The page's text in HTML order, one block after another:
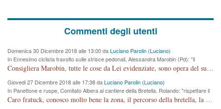
Commenti degli utenti
Domenica 30 Dicembre 2018 alle 13:00 daLuciano Parolin (Luciano)
In Ennesimo ciclista travolto sulle strisce pedonali, Alessandra Marobin (Pd): "il
Comune si svegli"
Consigliera Marobin, tutte le cose da Lei evidenziate, sono opera del suo ex Assessore e compagno di Partito Antonio Marco Dalla Pozza Assessore alla "progettazione" di piste ciclabili e altre porcherie. A lui manderei il conto da saldare per incidenti e danni alle persone. E' ora che "finiamola." Avete perso rassegnatevi. qui IL SINDACO RUCCO NON C'ENTRA PER NIENTE. CAPITO!!!!!!!! Amen.
Giovedi 27 Dicembre 2018 alle 17:38 daLuciano Parolin (Luciano)
In Panettone e ruspe, Comitato Albera al cantiere della Bretella. Rolando: "rispettare il
cronoprogramma"
Caro fratuck, conosco molto bene la zona, il percorso della bretella, la situazione dei cittadini, abito in Viale Trento. A partire dal 2003 ho partecipato al Comitato di Maddalene pro bretella, e a riunioni propositive per apportare modifiche al progetto. Numerose mie foto del territorio sono arrivate a Roma, altri miei interventi (non graditi dalla Sx) sono stati pubblicati dal GdV, assieme ad altri come Ciro Asproso, ora favorevole alla bretella. Ho partecipato alla raccolta firme per la chiusura della strada x 5 giorni eseguita dal Sindaco Hullwech per sforamento 180 Micro/g. Pertanto come impegno per la tematica sono apposto con la coscienza. Ora il Progetto è partito, fine! Voglio dire che la nuova Giunta "comunale" non c'entra più. L'opera sarà "malauguratamente" eseguita, ma non con il mio placet. Il Consigliere Comunale dovrebbe capire che la campagna elettorale è finita, con buona pace di tutti. Quello che invece dovrebbe interessare è la proprietà della strada, dall'uscita autostradale Ovest, sino alla Rotatoria dell'Albara, vi sono tre possessori: Autostrade SpA; La Provincia, il Comune. Come la mettiamo per il futuro ? I costi, da 50 sono saliti a 100 milioni di € come dire 20 milioni a KM (!) da non credere. Comunque si farà. Ma nessuno canti Vittoria, anzi meglio non farne un ulteriore fatto "partitico" per questioni elettorali o di seggio. Se mi manda la sua mail, sono disponibile ad inviare i documenti e le foto sopra descritte. Con ossequi, Luciano Parolin